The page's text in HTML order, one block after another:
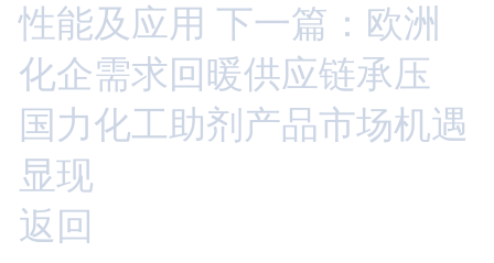
性能及应用 下一篇：欧洲
化企需求回暖供应链承压
国力化工助剂产品市场机遇
显现
返回